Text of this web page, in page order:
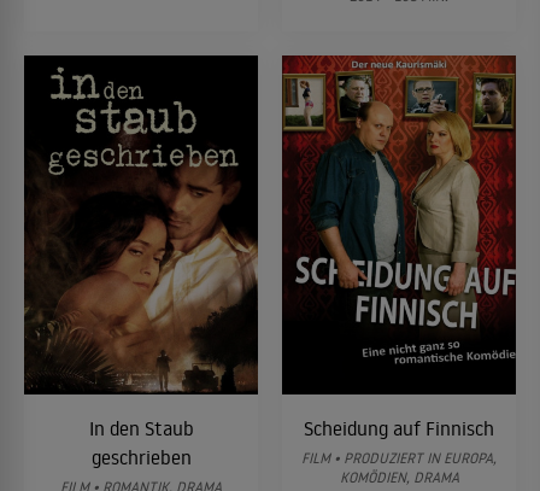
In den Staub
geschrieben
FILM • ROMANTIK, DRAMA
Scheidung auf Finnisch
FILM • PRODUZIERT IN EUROPA,
KOMÖDIEN, DRAMA